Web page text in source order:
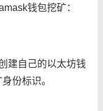
钱包挖矿：
建自己的以太坊钱
份标识。